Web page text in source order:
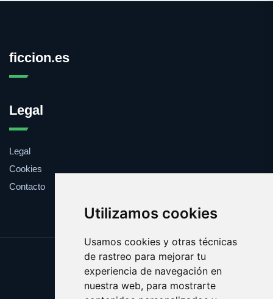
Utilizamos cookies
Usamos cookies y otras técnicas
de rastreo para mejorar tu
experiencia de navegación en
nuestra web, para mostrarte
ficcion.es
Legal
Legal
Cookies
Contacto
Update cookies preferences
Copyright © 2025 ficcion.es